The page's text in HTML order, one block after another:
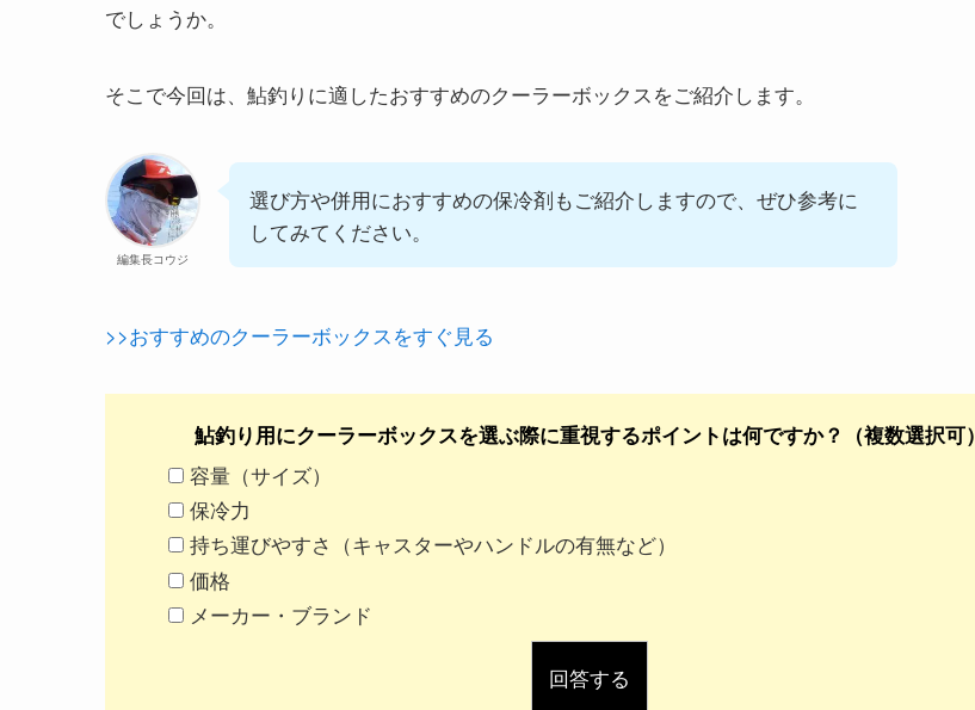
でしょうか。
そこで今回は、鮎釣りに適したおすすめのクーラーボックスをご紹介します。
編集長コウジ
選び方や併用におすすめの保冷剤もご紹介しますので、ぜひ参考に
してみてください。
>>おすすめのクーラーボックスをすぐ見る
鮎釣り用にクーラーボックスを選ぶ際に重視するポイントは何ですか？（複数選択可）
容量（サイズ）
保冷力
持ち運びやすさ（キャスターやハンドルの有無など）
価格
メーカー・ブランド